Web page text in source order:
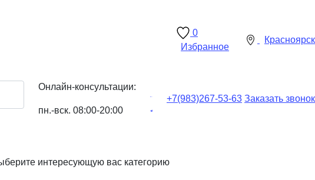
0
Избранное
Красноярск
Онлайн-консультации:
пн.-вск. 08:00-20:00
+7(983)267-53-63 Заказать звонок
интересующую вас категорию